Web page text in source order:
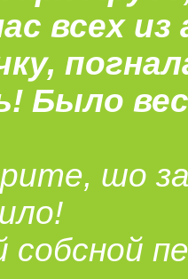
всех из
Было
шо
собсной